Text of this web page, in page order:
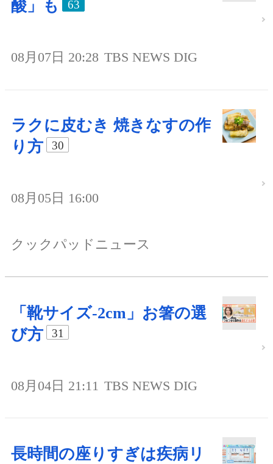
酸」も
63
08月07日 20:28 TBS NEWS DIG
ラクに皮むき 焼きなすの作
り方
30
08月05日 16:00
クックパッドニュース
「靴サイズ-2cm」お箸の選
び方
31
08月04日 21:11 TBS NEWS DIG
長時間の座りすぎは疾病リ